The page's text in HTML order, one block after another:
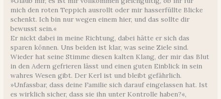
mich den roten Teppich ausrollt oder mir hasserfüllte Blicke
schenkt. Ich bin nur wegen einem hier, und das sollte dir
bewusst sein.«
Er nickt dabei in meine Richtung, dabei hätte er sich das
sparen können. Uns beiden ist klar, was seine Ziele sind.
Wieder hat seine Stimme diesen kalten Klang, der mir das Blut
in den Adern gefrieren lässt und einen guten Einblick in sein
wahres Wesen gibt. Der Kerl ist und bleibt gefährlich.
»Unfassbar, dass deine Familie sich darauf eingelassen hat. Ist
es wirklich sicher, dass sie ihn unter Kontrolle haben?«,